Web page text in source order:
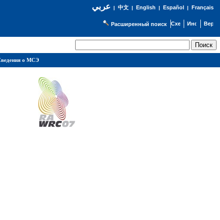
عربي| 中文| English | Español | Français
Расширенный поиск
о МСЭ